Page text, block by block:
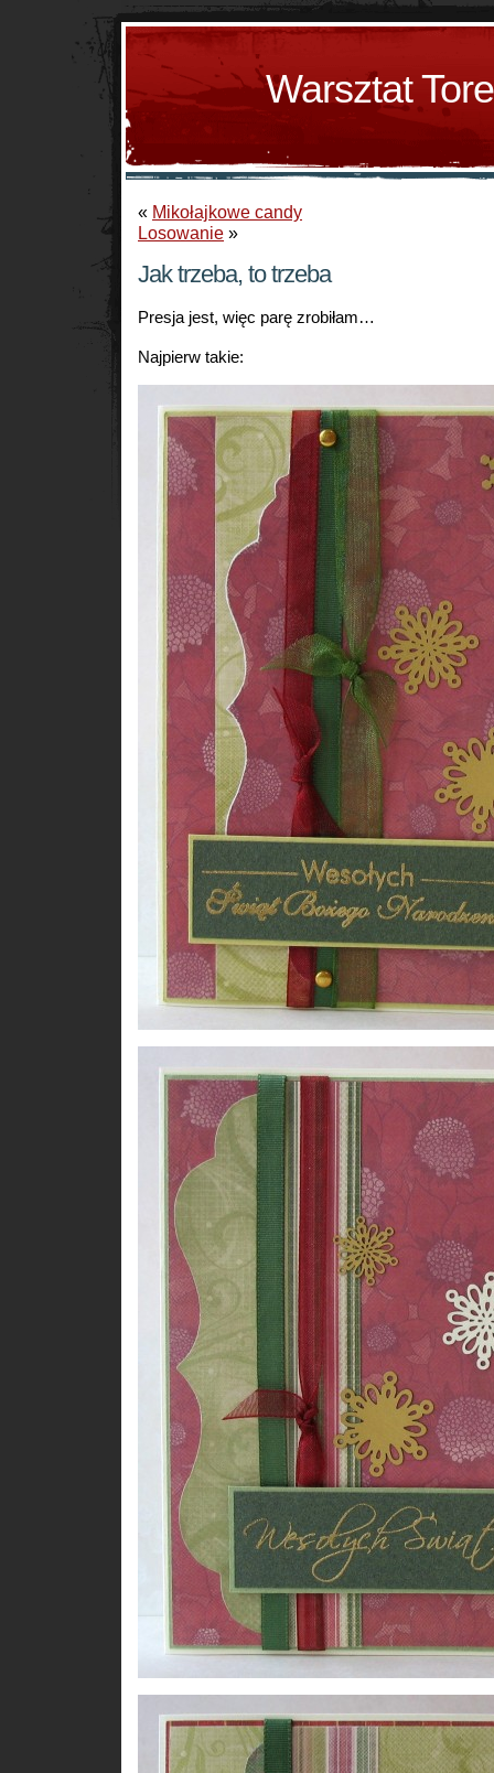
Warsztat
« Mikołajkowe candy
Losowanie »
Jak trzeba, to trzeba
Presja jest, więc parę zrobiłam…
Najpierw takie: